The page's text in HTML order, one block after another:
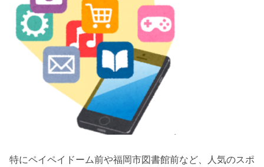
特にペイペイドーム前や福岡市図書館前など、人気のスポ